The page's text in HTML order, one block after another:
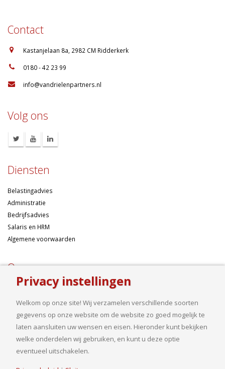
Contact
Kastanjelaan 8a, 2982 CM Ridderkerk
0180 - 42 23 99
info@vandrielenpartners.nl
Volg ons
Diensten
Belastingadvies
Administratie
Bedrijfsadvies
Salaris en HRM
Algemene voorwaarden
Over ons
Ondernemen betekent risico’s nemen, maar dan liefst wel zo
samengesteld mogelijk. Of u nu een onderneming wilt starten met een
goed financieel plan, uw bedrijf wilt uitbreiden op basis van gedegen
cijfers, uw jaarcijfers samengesteld wilt hebben of een helder advies
nodig heeft, bij ons bent u aan het goede adres.
Privacy instellingen
Welkom op onze site! Wij verzamelen verschillende soorten
gegevens op onze website om de website zo goed mogelijk te
laten aansluiten uw wensen en eisen. Hieronder kunt bekijken
welke onderdelen wij gebruiken, en kunt u deze optie
eventueel uitschakelen.